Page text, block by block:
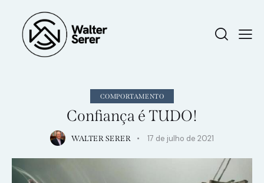
COMPORTAMENTO
Confiança é TUDO!
WALTER SERER 17 de julho de 2021